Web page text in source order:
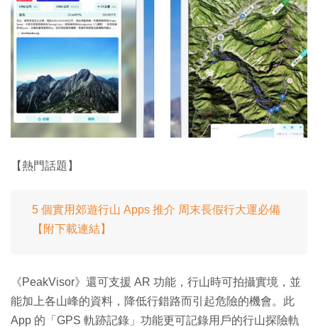
【熱門話題】
5 個實用郊遊行山 Apps 推介 周末長假行大運必備
【附下載連結】
《PeakVisor》還可支援 AR 功能，行山時可拍攝實境，並
能加上各山峰的資料，降低行錯路而引起危險的機會。此
App 的「GPS 軌跡記錄」功能更可記錄用戶的行山探險軌